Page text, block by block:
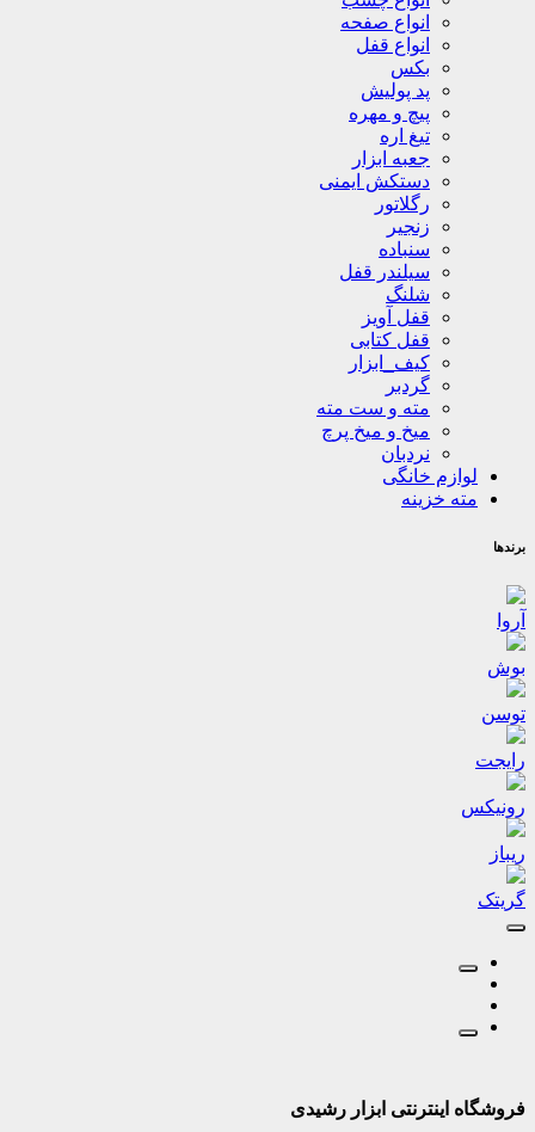
انواع صفحه
انواع قفل
بکس
پد پولیش
پیچ و مهره
تیغ اره
جعبه ابزار
دستکش ایمنی
رگلاتور
زنجیر
سنباده
سیلندر قفل
شلنگ
قفل آویز
قفل کتابی
کیف_ابزار
گردبر
مته و ست مته
میخ و میخ پرچ
نردبان
لوازم خانگی
مته خزینه
برندها
آروا
بوش
توسن
رایجت
رونیکس
ریباز
گریتک
فروشگاه اینترنتی ابزار رشیدی